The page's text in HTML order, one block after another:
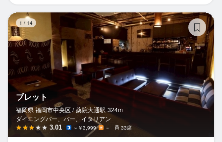
1 / 14
ブレット
福岡県 福岡市中央区 / 薬院大通駅 324m
ダイニングバー、バー、イタリアン
3.01 ～￥3,999 － 33席